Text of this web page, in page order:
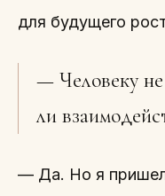
для будущего
— Человеку
ли
— Да. Но я пришел